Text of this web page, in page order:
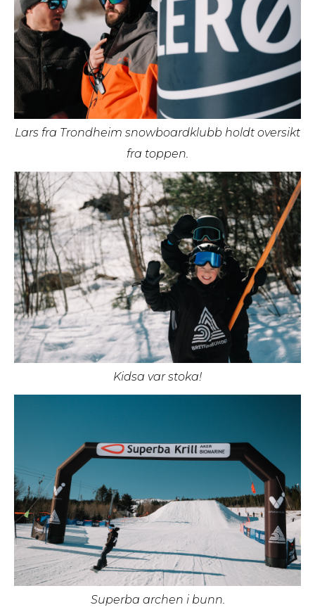
Lars fra Trondheim snowboardklubb holdt oversikt
fra toppen.
Kidsa var stoka!
Superba archen i bunn.